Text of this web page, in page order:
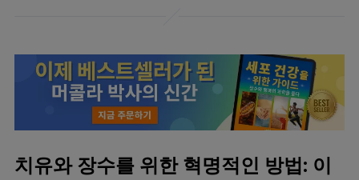
치유와 장수를 위한 혁명적인 방법: 이